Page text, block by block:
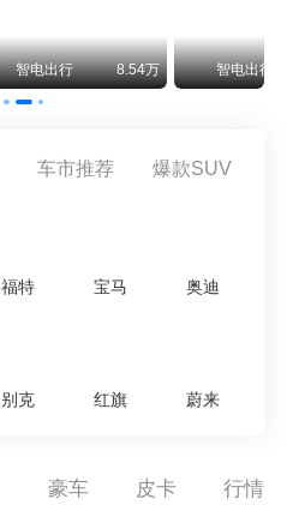
智电出行 8.54万 智电出行
车市推荐 爆款SUV
福特 宝马 奥迪
别克 红旗 蔚来
豪车 皮卡 行情